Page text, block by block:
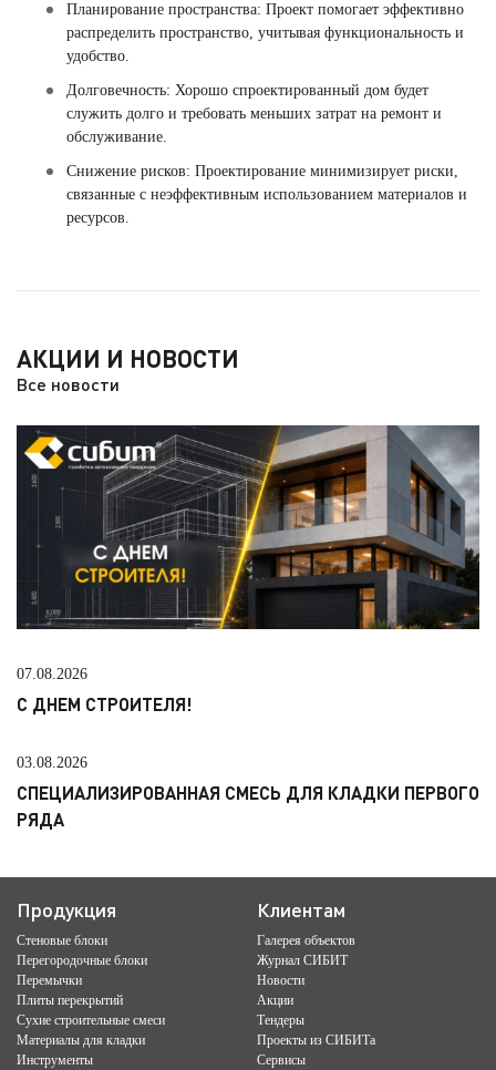
Планирование пространства: Проект помогает эффективно
распределить пространство, учитывая функциональность и
удобство.
Долговечность: Хорошо спроектированный дом будет
служить долго и требовать меньших затрат на ремонт и
обслуживание.
Снижение рисков: Проектирование минимизирует риски,
связанные с неэффективным использованием материалов и
ресурсов.
АКЦИИ И НОВОСТИ
Все новости
07.08.2026
С ДНЕМ СТРОИТЕЛЯ!
03.08.2026
СПЕЦИАЛИЗИРОВАННАЯ СМЕСЬ ДЛЯ КЛАДКИ ПЕРВОГО
РЯДА
Продукция
Стеновые блоки
Перегородочные блоки
Перемычки
Плиты перекрытий
Сухие строительные смеси
Материалы для кладки
Инструменты
Клиентам
Галерея объектов
Журнал СИБИТ
Новости
Акции
Тендеры
Проекты из СИБИТа
Сервисы